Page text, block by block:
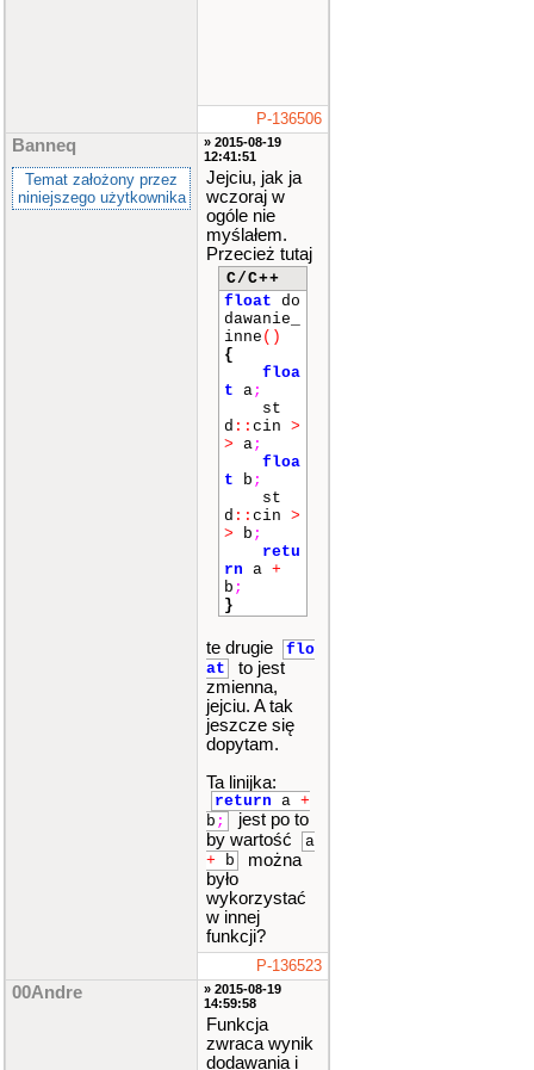
P-136506
Banneq
Temat założony przez
niniejszego użytkownika
» 2015-08-19
12:41:51
Jejciu, jak ja
wczoraj w
ogóle nie
myślałem.
Przecież tutaj
C/C++
float do
dawanie_
inne ()
{
floa
t a;
st
d :: cin >
> a;
floa
t b ;
st
d :: cin >
> b ;
retu
rn a +
b ;
}
te drugie
flo
at
to jest
zmienna,
jejciu. A tak
jeszcze się
dopytam.
Ta linijka:
return a +
b ;
jest po to
by wartość
a
+ b
można
było
wykorzystać
w innej
funkcji?
P-136523
00Andre
» 2015-08-19
14:59:58
Funkcja
zwraca wynik
dodawania i